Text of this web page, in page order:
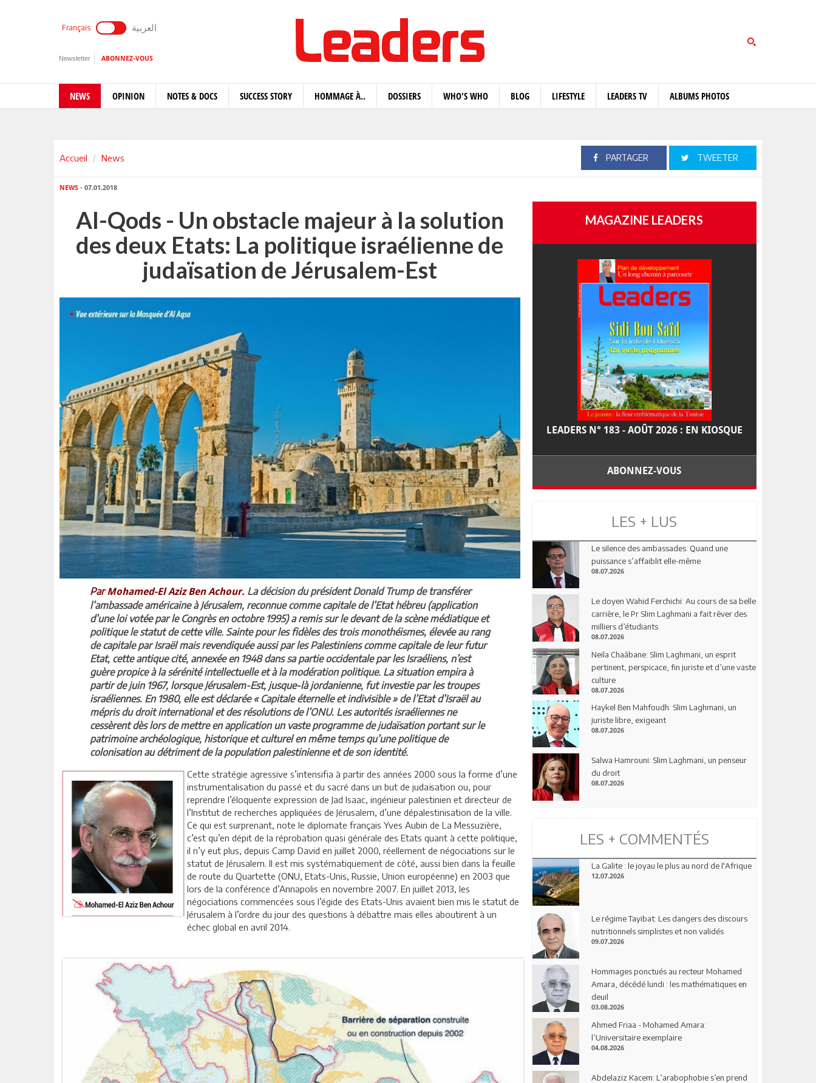
Français العربية
Newsletter ABONNEZ-VOUS
NEWS OPINION NOTES & DOCS SUCCESS STORY HOMMAGE À.. DOSSIERS WHO'S WHO BLOG LIFESTYLE LEADERS TV ALBUMS PHOTOS
Accueil News PARTAGER TWEETER
NEWS - 07.01.2018
Al-Qods - Un obstacle majeur à la solution
des deux Etats: La politique israélienne de
judaïsation de Jérusalem-Est
ParMohamed-El Aziz Ben Achour. La décision du président Donald Trump de transférer
l’ambassade américaine à Jérusalem, reconnue comme capitale de l’Etat hébreu (application
d’une loi votée par le Congrès en octobre 1995) a remis sur le devant de la scène médiatique et
politique le statut de cette ville. Sainte pour les fidèles des trois monothéismes, élevée au rang
de capitale par Israël mais revendiquée aussi par les Palestiniens comme capitale de leur futur
Etat, cette antique cité, annexée en 1948 dans sa partie occidentale par les Israéliens, n’est
guère propice à la sérénité intellectuelle et à la modération politique. La situation empira à
partir de juin 1967, lorsque Jérusalem-Est, jusque-là jordanienne, fut investie par les troupes
israéliennes. En 1980, elle est déclarée « Capitale éternelle et indivisible » de l’Etat d’Israël au
mépris du droit international et des résolutions de l’ONU. Les autorités israéliennes ne
cessèrent dès lors de mettre en application un vaste programme de judaïsation portant sur le
patrimoine archéologique, historique et culturel en même temps qu’une politique de
colonisation au détriment de la population palestinienne et de son identité.
Cette stratégie agressive s’intensifia à partir des années 2000 sous la forme d’une
instrumentalisation du passé et du sacré dans un but de judaïsation ou, pour
reprendre l’éloquente expression de Jad Isaac, ingénieur palestinien et directeur de
l’Institut de recherches appliquées de Jérusalem, d’une dépalestinisation de la ville.
Ce qui est surprenant, note le diplomate français Yves Aubin de La Messuzière,
c’est qu’en dépit de la réprobation quasi générale des Etats quant à cette politique,
il n’y eut plus, depuis Camp David en juillet 2000, réellement de négociations sur le
statut de Jérusalem. Il est mis systématiquement de côté, aussi bien dans la feuille
de route du Quartette (ONU, Etats-Unis, Russie, Union européenne) en 2003 que
lors de la conférence d’Annapolis en novembre 2007. En juillet 2013, les
négociations commencées sous l’égide des Etats-Unis avaient bien mis le statut de
Jérusalem à l’ordre du jour des questions à débattre mais elles aboutirent à un
échec global en avril 2014.
MAGAZINE LEADERS
LEADERS N° 183 - AOÛT 2026 : EN KIOSQUE
ABONNEZ-VOUS
LES + LUS
Le silence des ambassades: Quand une
puissance s’affaiblit elle-même
08.07.2026
Le doyen Wahid Ferchichi: Au cours de sa belle
carrière, le Pr Slim Laghmani a fait rêver des
milliers d’étudiants
08.07.2026
Neila Chaâbane: Slim Laghmani, un esprit
pertinent, perspicace, fin juriste et d’une vaste
culture
08.07.2026
Haykel Ben Mahfoudh: Slim Laghmani, un
juriste libre, exigeant
08.07.2026
Salwa Hamrouni: Slim Laghmani, un penseur
du droit
08.07.2026
LES + COMMENTÉS
La Galite : le joyau le plus au nord de l'Afrique
12.07.2026
Le régime Tayibat: Les dangers des discours
nutritionnels simplistes et non validés
09.07.2026
Hommages ponctués au recteur Mohamed
Amara, décédé lundi : les mathématiques en
deuil
03.08.2026
Ahmed Friaa - Mohamed Amara:
l’Universitaire exemplaire
04.08.2026
Abdelaziz Kacem: L’arabophobie s’en prend